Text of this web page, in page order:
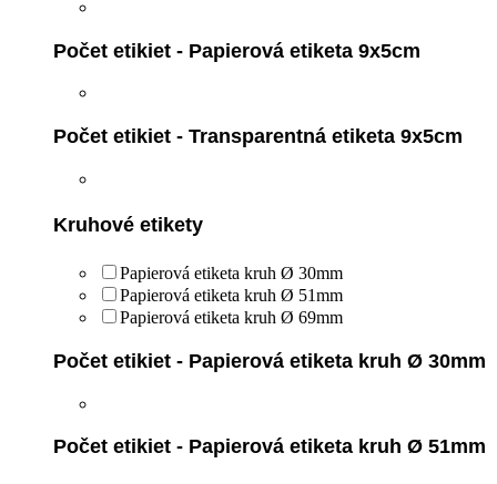
Počet etikiet - Papierová etiketa 9x5cm
Počet etikiet - Transparentná etiketa 9x5cm
Kruhové etikety
Papierová etiketa kruh Ø 30mm
Papierová etiketa kruh Ø 51mm
Papierová etiketa kruh Ø 69mm
Počet etikiet - Papierová etiketa kruh Ø 30mm
Počet etikiet - Papierová etiketa kruh Ø 51mm